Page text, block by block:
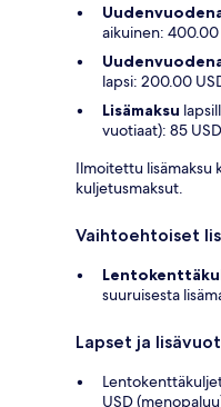
aikuinen: 400.00
lapsi: 200.00
Lisämaksu
vuotiaat): 85
Ilmoitettu lisämaksu
kuljetusmaksut.
Vaihtoehtoiset
suuruisesta
Lapset ja
USD